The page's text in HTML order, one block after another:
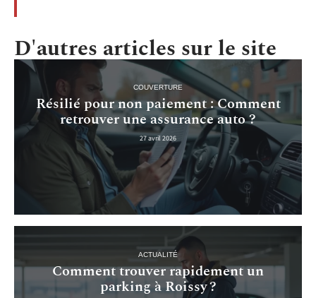
D'autres articles sur le site
COUVERTURE
Résilié pour non paiement : Comment
retrouver une assurance auto ?
27 avril 2026
ACTUALITÉ
Comment trouver rapidement un
parking à Roissy ?